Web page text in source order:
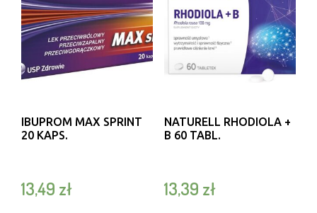
IBUPROM MAX SPRINT
20 KAPS.
13,49 zł
NATURELL RHODIOLA +
B 60 TABL.
13,39 zł